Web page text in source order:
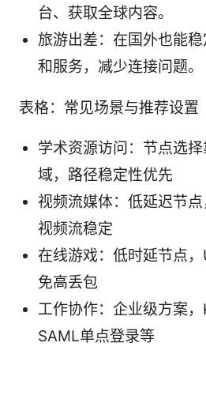
台、获取全球内容。
旅游出差：在国外也能
和服务，减少连接问题。
表格：常见场景与推荐设置
学术资源访问：节点选
域，路径稳定性优先
视频流媒体：低延迟节
视频流稳定
在线游戏：低时延节点
免高丢包
工作协作：企业级方案，
SAML单点登录等